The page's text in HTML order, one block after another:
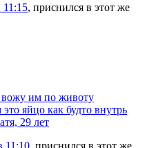
11:15, приснился в этот же
вожу им по животу
яйцо как будто внутрь
29 лет